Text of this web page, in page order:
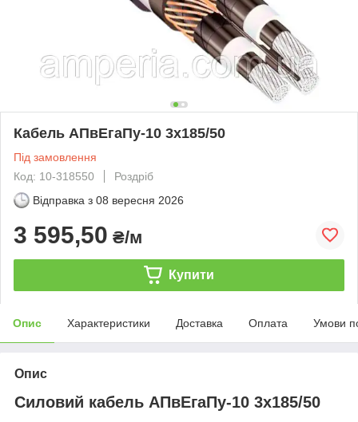
Кабель АПвЕгаПу‑10 3х185/50
Під замовлення
Код: 10-318550
Роздріб
Відправка з 08 вересня 2026
3 595,50 ₴/м
Купити
Опис Характеристики Доставка Оплата Умови
Опис
Силовий кабель АПвЕгаПу-10 3х185/50